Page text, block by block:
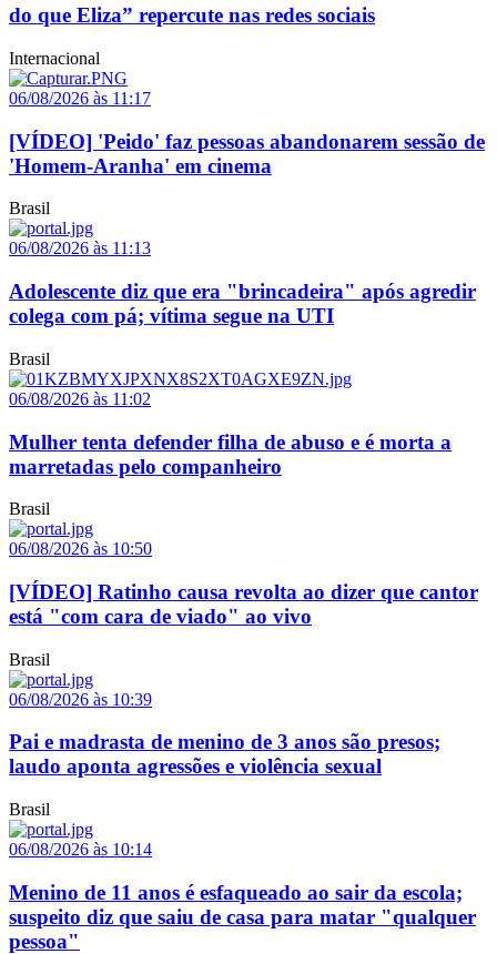
do que Eliza” repercute nas redes sociais
Internacional
06/08/2026 às 11:17
[VÍDEO] 'Peido' faz pessoas abandonarem sessão de
'Homem-Aranha' em cinema
Brasil
06/08/2026 às 11:13
Adolescente diz que era "brincadeira" após agredir
colega com pá; vítima segue na UTI
Brasil
06/08/2026 às 11:02
Mulher tenta defender filha de abuso e é morta a
marretadas pelo companheiro
Brasil
06/08/2026 às 10:50
[VÍDEO] Ratinho causa revolta ao dizer que cantor
está "com cara de viado" ao vivo
Brasil
06/08/2026 às 10:39
Pai e madrasta de menino de 3 anos são presos;
laudo aponta agressões e violência sexual
Brasil
06/08/2026 às 10:14
Menino de 11 anos é esfaqueado ao sair da escola;
suspeito diz que saiu de casa para matar "qualquer
pessoa"